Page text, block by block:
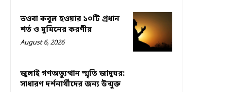
তওবা কবুল হওয়ার ১০টি প্রধান
শর্ত ও মুমিনের করণীয়
August 6, 2026
জুলাই গণঅভ্যুত্থান স্মৃতি জাদুঘর:
সাধারণ দর্শনার্থীদের জন্য উন্মুক্ত